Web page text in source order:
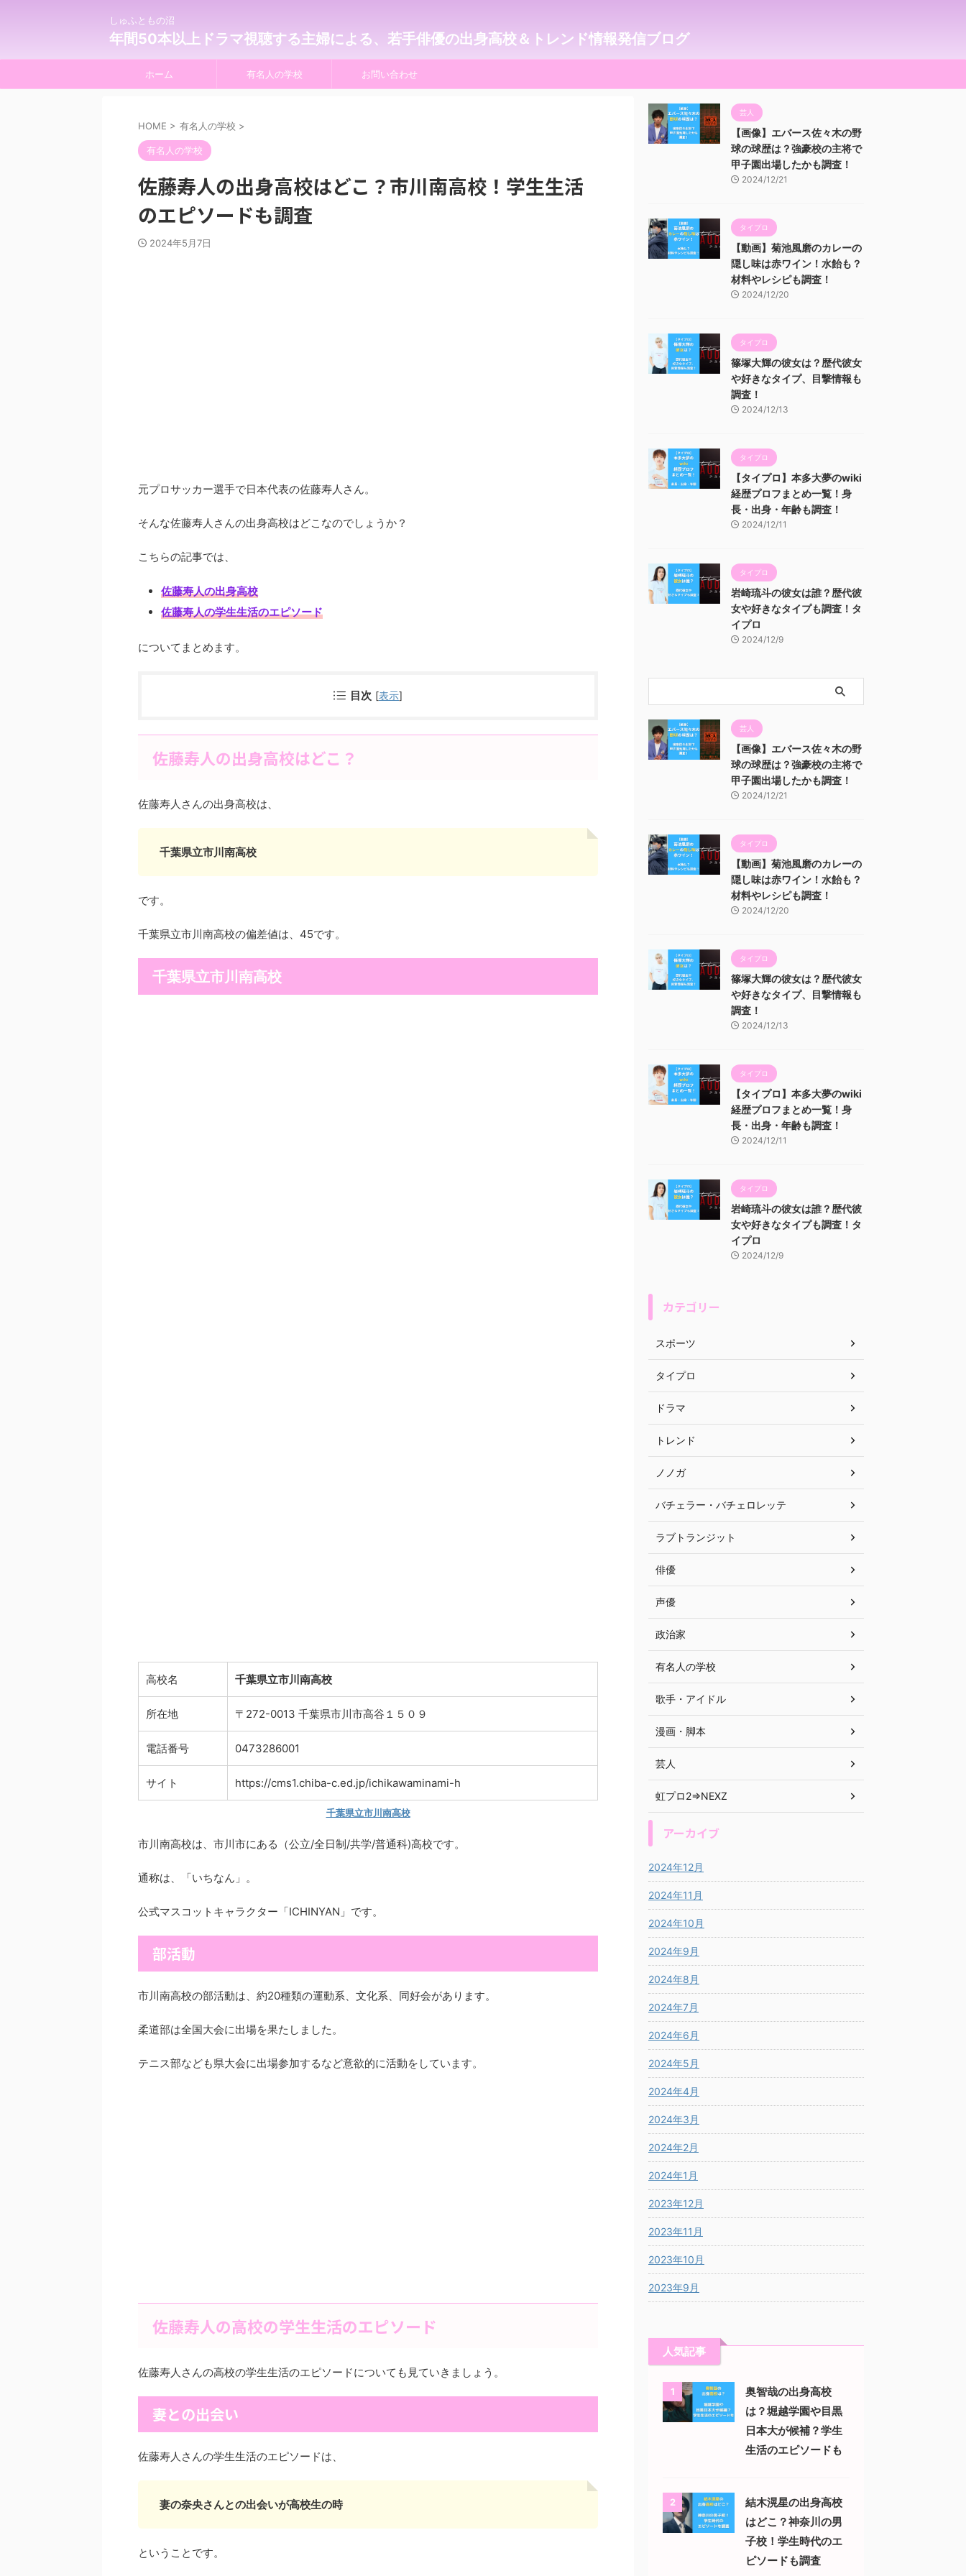
しゅふともの沼
年間50本以上ドラマ視聴する主婦による、若手俳優の出身高校＆トレンド情報発信ブログ
ホーム 有名人の学校 お問い合わせ
HOME > 有名人の学校 >
有名人の学校
佐藤寿人の出身高校はどこ？市川南高校！学生生活
のエピソードも調査
2024年5月7日
元プロサッカー選手で日本代表の佐藤寿人さん。
そんな佐藤寿人さんの出身高校はどこなのでしょうか？
こちらの記事では、
佐藤寿人の出身高校
佐藤寿人の学生生活のエピソード
についてまとめます。
目次 [表示]
佐藤寿人の出身高校はどこ？
佐藤寿人さんの出身高校は、
千葉県立市川南高校
です。
千葉県立市川南高校の偏差値は、45です。
千葉県立市川南高校
高校名 千葉県立市川南高校
所在地 〒272-0013 千葉県市川市高谷１５０９
電話番号 0473286001
サイト https://cms1.chiba-c.ed.jp/ichikawaminami-h
千葉県立市川南高校
市川南高校は、市川市にある（公立/全日制/共学/普通科)高校です。
通称は、「いちなん」。
公式マスコットキャラクター「ICHINYAN」です。
部活動
市川南高校の部活動は、約20種類の運動系、文化系、同好会があります。
柔道部は全国大会に出場を果たしました。
テニス部なども県大会に出場参加するなど意欲的に活動をしています。
佐藤寿人の高校の学生生活のエピソード
佐藤寿人さんの高校の学生生活のエピソードについても見ていきましょう。
妻との出会い
佐藤寿人さんの学生生活のエピソードは、
妻の奈央さんとの出会いが高校生の時
ということです。
芸人
【画像】エバース佐々木の野
球の球歴は？強豪校の主将で
甲子園出場したかも調査！
2024/12/21
タイプロ
【動画】菊池風磨のカレーの
隠し味は赤ワイン！水飴も？
材料やレシピも調査！
2024/12/20
タイプロ
篠塚大輝の彼女は？歴代彼女
や好きなタイプ、目撃情報も
調査！
2024/12/13
タイプロ
【タイプロ】本多大夢のwiki
経歴プロフまとめ一覧！身
長・出身・年齢も調査！
2024/12/11
タイプロ
岩崎琉斗の彼女は誰？歴代彼
女や好きなタイプも調査！タ
イプロ
2024/12/9
芸人
【画像】エバース佐々木の野
球の球歴は？強豪校の主将で
甲子園出場したかも調査！
2024/12/21
タイプロ
【動画】菊池風磨のカレーの
隠し味は赤ワイン！水飴も？
材料やレシピも調査！
2024/12/20
タイプロ
篠塚大輝の彼女は？歴代彼女
や好きなタイプ、目撃情報も
調査！
2024/12/13
タイプロ
【タイプロ】本多大夢のwiki
経歴プロフまとめ一覧！身
長・出身・年齢も調査！
2024/12/11
タイプロ
岩崎琉斗の彼女は誰？歴代彼
女や好きなタイプも調査！タ
イプロ
2024/12/9
カテゴリー
スポーツ
タイプロ
ドラマ
トレンド
ノノガ
バチェラー・バチェロレッテ
ラブトランジット
俳優
声優
政治家
有名人の学校
歌手・アイドル
漫画・脚本
芸人
虹プロ2⇒NEXZ
アーカイブ
2024年12月
2024年11月
2024年10月
2024年9月
2024年8月
2024年7月
2024年6月
2024年5月
2024年4月
2024年3月
2024年2月
2024年1月
2023年12月
2023年11月
2023年10月
2023年9月
人気記事
1
奥智哉の出身高校
は？堀越学園や目黒
日本大が候補？学生
生活のエピソードも
2
結木滉星の出身高校
はどこ？神奈川の男
子校！学生時代のエ
ピソードも調査